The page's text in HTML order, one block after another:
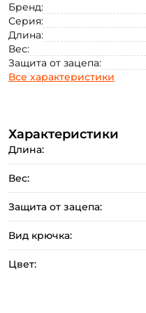
Бренд:
Серия:
Длина:
Вес:
Защита от зацепа:
Все характеристики
Характеристики
Длина:
Вес:
Защита от зацепа:
Вид крючка:
Цвет:
Создать аккаунт
ФИО: *